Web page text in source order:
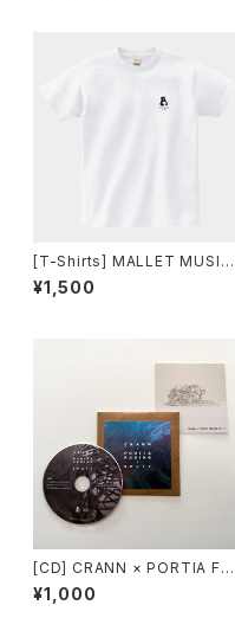
[T-Shirts] MALLET MUSIC
- ONE POINT LOGO T (WHI
TE)
¥1,500
[CD] CRANN × PORTIA FAD
ING SPLIT
¥1,000